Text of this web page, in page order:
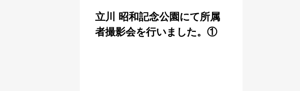
立川 昭和記念公園にて所属
者撮影会を行いました。①